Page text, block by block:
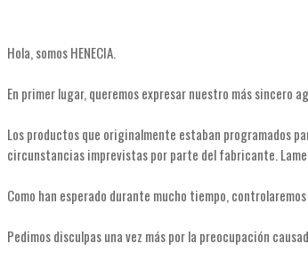
Hola, somos HENECIA.
En primer lugar, queremos expresar nuestro más sincero
Los productos que originalmente estaban programados
circunstancias imprevistas por parte del fabricante.
Como han esperado durante mucho tiempo,
Pedimos disculpas una vez más por la preocupación